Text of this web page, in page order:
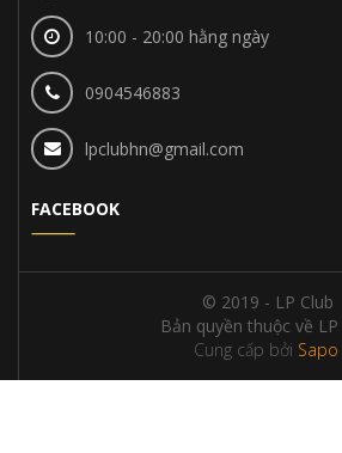
10:00 - 20:00 hằng ngày
0904546883
lpclubhn@gmail.com
FACEBOOK
© 2019 - LP Club
Bản quyền thuộc về LP
Cung cấp bởi Sapo